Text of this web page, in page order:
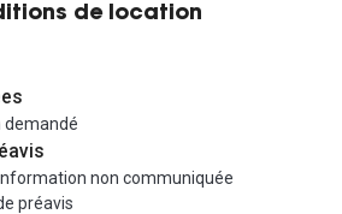
ou une journée entière si vous le
dégressifs lorsque vous
de manière régulière.
de location
demandé
non communiquée
préavis